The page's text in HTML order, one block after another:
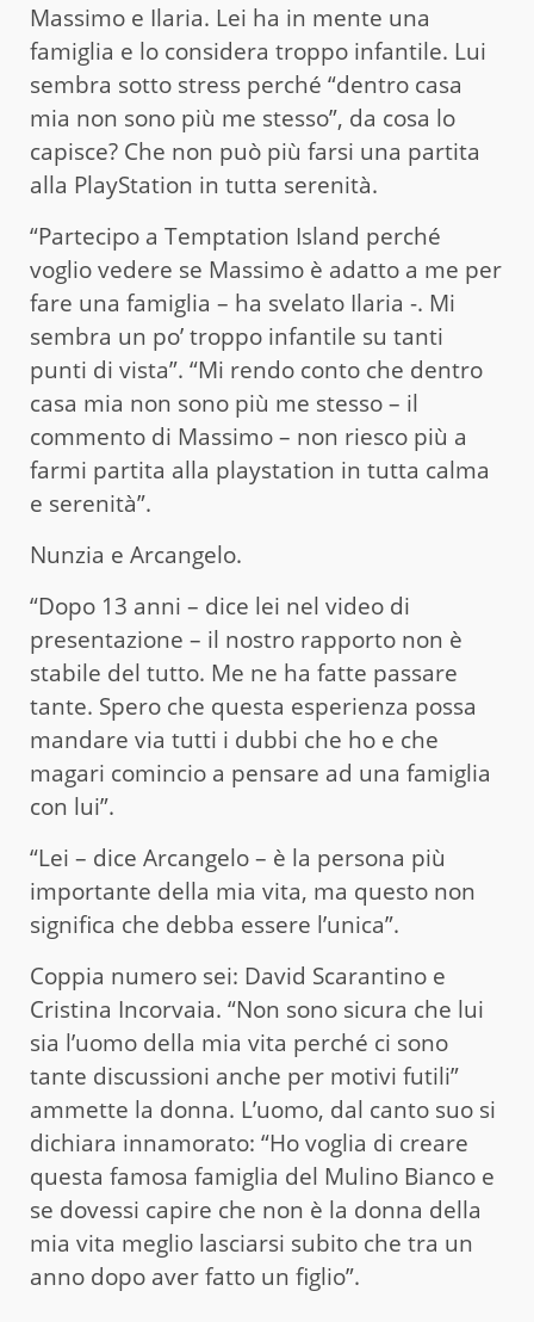
Massimo e Ilaria. Lei ha in mente una
famiglia e lo considera troppo infantile. Lui
sembra sotto stress perché “dentro casa
mia non sono più me stesso”, da cosa lo
capisce? Che non può più farsi una partita
alla PlayStation in tutta serenità.
“Partecipo a Temptation Island perché
voglio vedere se Massimo è adatto a me per
fare una famiglia – ha svelato Ilaria -. Mi
sembra un po’ troppo infantile su tanti
punti di vista”. “Mi rendo conto che dentro
casa mia non sono più me stesso – il
commento di Massimo – non riesco più a
farmi partita alla playstation in tutta calma
e serenità”.
Nunzia e Arcangelo.
“Dopo 13 anni – dice lei nel video di
presentazione – il nostro rapporto non è
stabile del tutto. Me ne ha fatte passare
tante. Spero che questa esperienza possa
mandare via tutti i dubbi che ho e che
magari comincio a pensare ad una famiglia
con lui”.
“Lei – dice Arcangelo – è la persona più
importante della mia vita, ma questo non
significa che debba essere l’unica”.
Coppia numero sei: David Scarantino e
Cristina Incorvaia. “Non sono sicura che lui
sia l’uomo della mia vita perché ci sono
tante discussioni anche per motivi futili”
ammette la donna. L’uomo, dal canto suo si
dichiara innamorato: “Ho voglia di creare
questa famosa famiglia del Mulino Bianco e
se dovessi capire che non è la donna della
mia vita meglio lasciarsi subito che tra un
anno dopo aver fatto un figlio”.